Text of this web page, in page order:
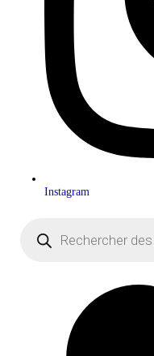
Instagram
produits